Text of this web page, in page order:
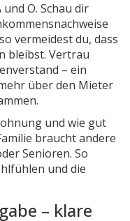
O. Schau dir
vermeidest du, dass
bleibst. Vertrau
– ein
über den Mieter
und wie gut
braucht andere
Senioren. So
und die
– klare